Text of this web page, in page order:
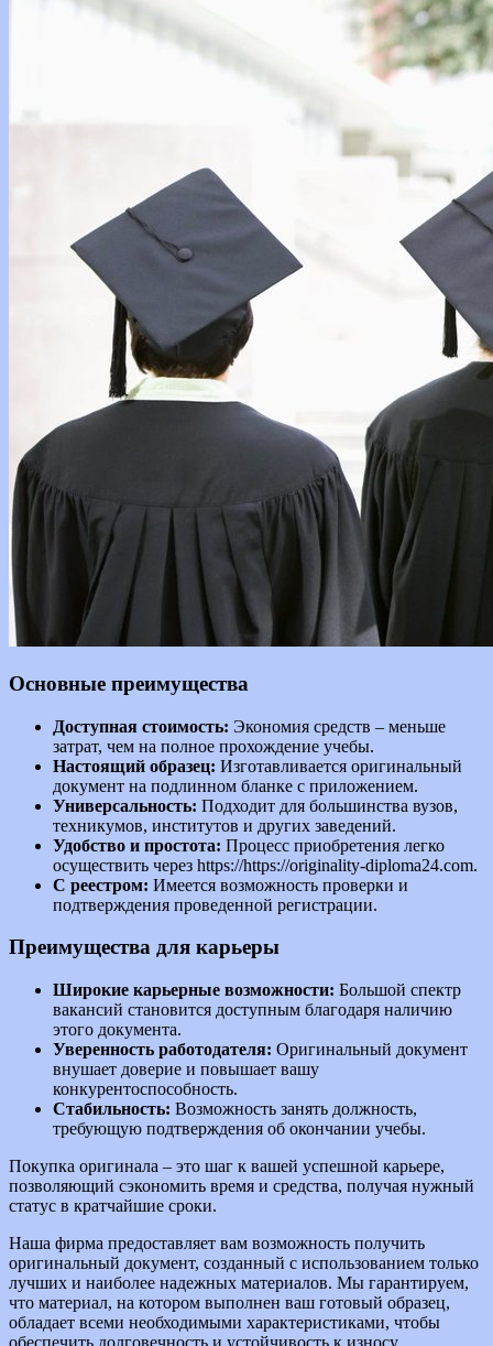
Основные преимущества
Доступная стоимость: Экономия средств – меньше
затрат, чем на полное прохождение учебы.
Настоящий образец: Изготавливается оригинальный
документ на подлинном бланке с приложением.
Универсальность: Подходит для большинства вузов,
техникумов, институтов и других заведений.
Удобство и простота: Процесс приобретения легко
осуществить через https://https://originality-diploma24.com.
С реестром: Имеется возможность проверки и
подтверждения проведенной регистрации.
Преимущества для карьеры
Широкие карьерные возможности: Большой спектр
вакансий становится доступным благодаря наличию
этого документа.
Уверенность работодателя: Оригинальный документ
внушает доверие и повышает вашу
конкурентоспособность.
Стабильность: Возможность занять должность,
требующую подтверждения об окончании учебы.
Покупка оригинала – это шаг к вашей успешной карьере,
позволяющий сэкономить время и средства, получая нужный
статус в кратчайшие сроки.
Наша фирма предоставляет вам возможность получить
оригинальный документ, созданный с использованием только
лучших и наиболее надежных материалов. Мы гарантируем,
что материал, на котором выполнен ваш готовый образец,
обладает всеми необходимыми характеристиками, чтобы